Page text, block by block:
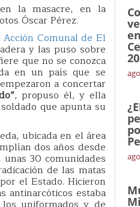
la masacre, en la
Óscar Pérez.
Comunal de El
y las puso sobre
que no se conozca
en un país que se
a concertar
, propuso él, y ella
que apunta su
ubicada en el área
dos años desde
30 comunidades
de las matas
el Estado. Hicieron
antinarcóticos estaba